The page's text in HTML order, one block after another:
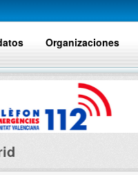
Organizaciones